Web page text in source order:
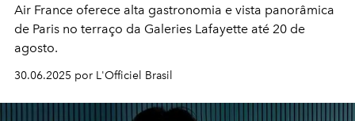
Air France oferece alta gastronomia e vista panorâmica
de Paris no terraço da Galeries Lafayette até 20 de
agosto.
30.06.2025 por L'Officiel Brasil